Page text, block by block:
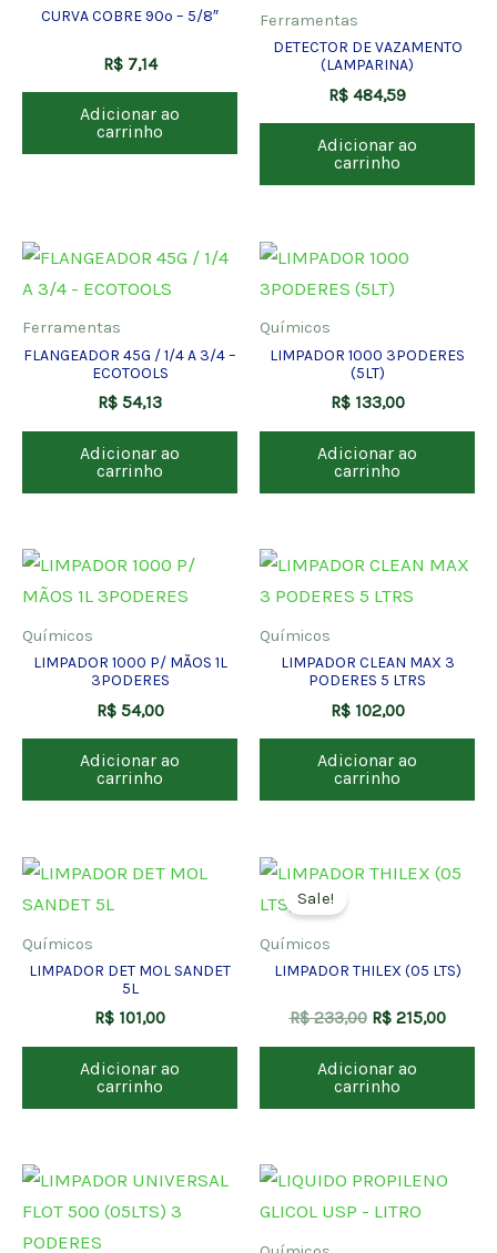
CURVA COBRE 90º – 5/8″
R$7,14
Adicionar ao
carrinho
Ferramentas
DETECTOR DE VAZAMENTO
(LAMPARINA)
R$ 484,59
Adicionar ao
carrinho
Ferramentas
FLANGEADOR 45G / 1/4 A 3/4 –
ECOTOOLS
R$ 54,13
Adicionar ao
carrinho
Químicos
LIMPADOR 1000 3PODERES
(5LT)
R$133,00
Adicionar ao
carrinho
Químicos
LIMPADOR 1000 P/ MÃOS 1L
3PODERES
R$54,00
Adicionar ao
carrinho
Químicos
LIMPADOR CLEAN MAX 3
PODERES 5 LTRS
R$102,00
Adicionar ao
carrinho
Químicos
LIMPADOR DET MOL SANDET
5L
R$ 101,00
Adicionar ao
carrinho
Sale!
Químicos
LIMPADOR THILEX (05 LTS)
R$233,00
O
R$215,00
O
Adicionar ao
carrinho